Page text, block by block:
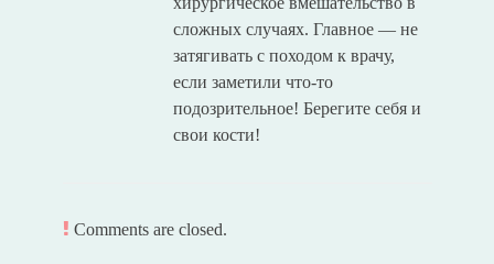
сложных случаях. Главное — не
затягивать с походом к врачу,
если заметили что-то
подозрительное! Берегите себя и
свои кости!
Comments are closed.